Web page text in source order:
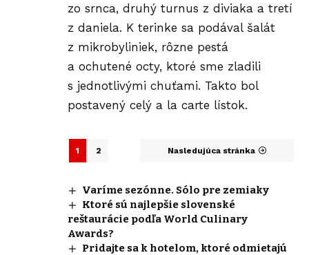
zo srnca, druhý turnus z diviaka a tretí
z daniela. K terinke sa podával šalát
z mikrobyliniek, rôzne pestá
a ochutené octy, ktoré sme zladili
s jednotlivými chuťami. Takto bol
postavený celý a la carte lístok.
1 2 Nasledujúca stránka
Varíme sezónne. Sólo pre zemiaky
Ktoré sú najlepšie slovenské
reštaurácie podľa World Culinary
Awards?
Pridajte sa k hotelom, ktoré odmietajú